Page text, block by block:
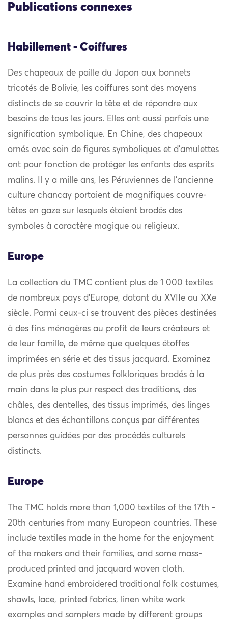
Publications connexes
Habillement - Coiffures
Des chapeaux de paille du Japon aux bonnets
tricotés de Bolivie, les coiffures sont des moyens
distincts de se couvrir la tête et de répondre aux
besoins de tous les jours. Elles ont aussi parfois une
signification symbolique. En Chine, des chapeaux
ornés avec soin de figures symboliques et d’amulettes
ont pour fonction de protéger les enfants des esprits
malins. Il y a mille ans, les Péruviennes de l’ancienne
culture chancay portaient de magnifiques couvre-
têtes en gaze sur lesquels étaient brodés des
symboles à caractère magique ou religieux.
Europe
La collection du TMC contient plus de 1 000 textiles
de nombreux pays d’Europe, datant du XVIIe au XXe
siècle. Parmi ceux-ci se trouvent des pièces destinées
à des fins ménagères au profit de leurs créateurs et
de leur famille, de même que quelques étoffes
imprimées en série et des tissus jacquard. Examinez
de plus près des costumes folkloriques brodés à la
main dans le plus pur respect des traditions, des
châles, des dentelles, des tissus imprimés, des linges
blancs et des échantillons conçus par différentes
personnes guidées par des procédés culturels
distincts.
Europe
The TMC holds more than 1,000 textiles of the 17th -
20th centuries from many European countries. These
include textiles made in the home for the enjoyment
of the makers and their families, and some mass-
produced printed and jacquard woven cloth.
Examine hand embroidered traditional folk costumes,
shawls, lace, printed fabrics, linen white work
examples and samplers made by different groups